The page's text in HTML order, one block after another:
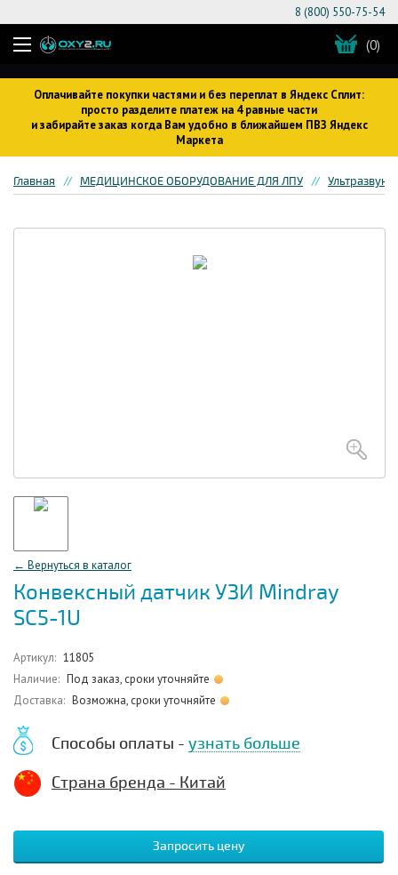
Оплачивайте покупки частями и без переплат в Яндекс Сплит:
просто разделите платеж на 4 равные части
и забирайте заказ когда Вам удобно в ближайшем ПВЗ Яндекс
Маркета
8 (800) 550-75-54
(0)
Главная МЕДИЦИНСКОЕ ОБОРУДОВАНИЕ ДЛЯ ЛПУ
← Вернуться в каталог
Конвексный датчик УЗИ Mindray
SC5-1U
Артикул: 11805
Наличие: Под заказ, сроки уточняйте
Доставка: Возможна, сроки уточняйте
Способы оплаты - узнать больше
Страна бренда - Китай
Запросить цену